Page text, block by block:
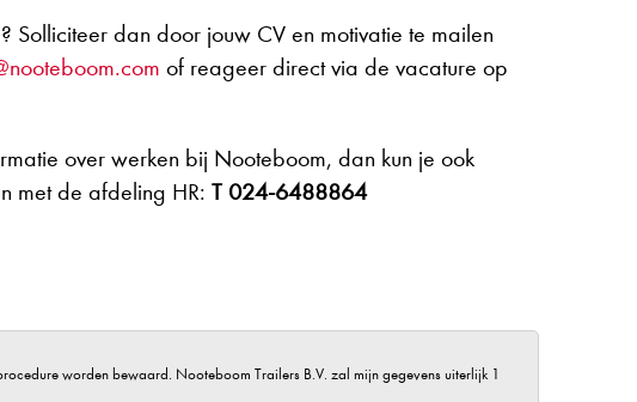
Solliciteer dan door jouw CV en motivatie te mailen
of reageer direct via de vacature op
over werken bij Nooteboom, dan kun je ook
met de afdeling HR: T 024-6488864
worden bewaard. Nooteboom Trailers B.V. zal mijn gegevens uiterlijk 1